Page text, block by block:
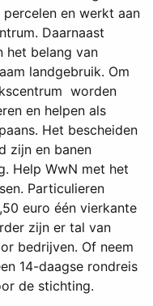
en werkt aan
Daarnaast
het belang van
landgebruik. Om
worden
en helpen als
Het bescheiden
zijn en banen
Help WwN met het
Particulieren
euro één vierkante
zijn er tal van
bedrijven. Of neem
14-daagse rondreis
de stichting.